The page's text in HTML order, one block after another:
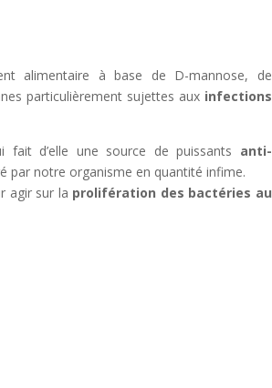
alimentaire à base de D-mannose, de
particulièrement sujettes aux infections
d’elle une source de puissants anti-
par notre organisme en quantité infime.
agir sur la prolifération des bactéries au